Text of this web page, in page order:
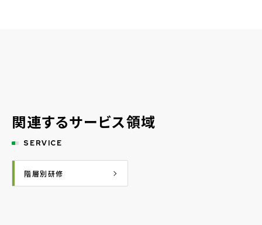
関連するサービス領域
SERVICE
階層別研修